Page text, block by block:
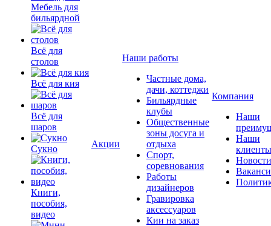
Мебель для
бильярдной
Всё для
столов
Всё для кия
Всё для
шаров
Сукно
Книги,
пособия,
видео
Акции
Наши работы
Частные дома,
дачи, коттеджи
Бильярдные
клубы
Общественные
зоны досуга и
отдыха
Спорт,
соревнования
Работы
дизайнеров
Гравировка
аксессуаров
Кии на заказ
Компания
Наши
Наши
клиенты
Новости